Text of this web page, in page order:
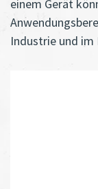
einem Gerät
Industrie und